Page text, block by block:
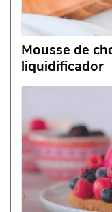
Mousse de
liquidificador